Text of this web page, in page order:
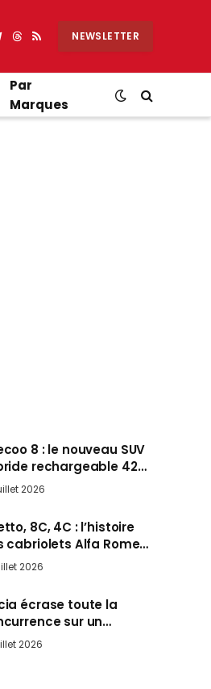
Threads
RSS NEWSLETTER
Par
Marques
8 : le nouveau SUV
rechargeable 428
vise l’Audi Q7 arrive
Europe cet automne
2026
8C, 4C : l’histoire
cabriolets Alfa Romeo,
Spider qui ont défini
de rouler cheveux au
2026
écrase toute la
sur un
où personne ne
2026